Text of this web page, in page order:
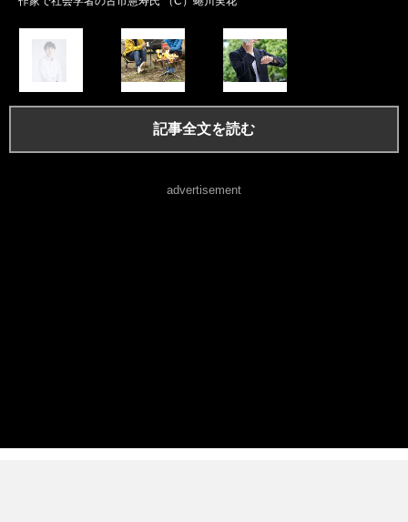
記事全文を読む
advertisement